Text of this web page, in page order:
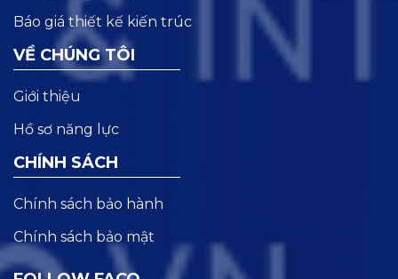
Báo giá thiết kế kiến trúc
VỀ CHÚNG TÔI
Giới thiệu
Hồ sơ năng lực
CHÍNH SÁCH
Chính sách bảo hành
Chính sách bảo mật